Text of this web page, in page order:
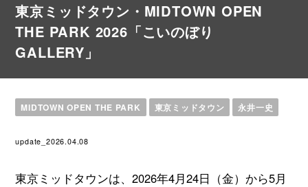
東京ミッドタウン・MIDTOWN OPEN
THE PARK 2026「こいのぼり
GALLERY」
MIDTOWN OPEN THE PARK 東京ミッドタウン 永井一史
update_2026.04.08
東京ミッドタウンは、2026年4月24日（金）から5月